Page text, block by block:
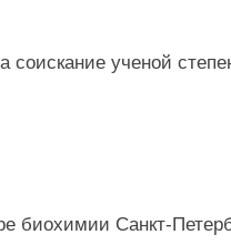
соискание ученой
биохимии Санкт-